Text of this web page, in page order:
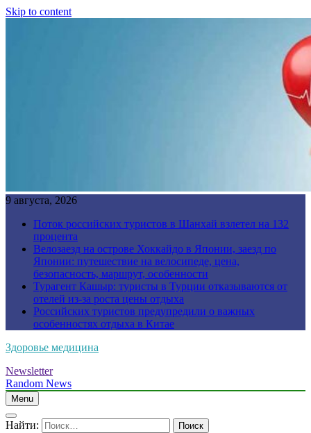
Skip to content
9 августа, 2026
Поток российских туристов в Шанхай взлетел на 132
процента
Велозаезд на острове Хоккайдо в Японии, заезд по
Японии: путешествие на велосипеде, цена,
безопасность, маршрут, особенности
Турагент Кашыр: туристы в Турции отказываются от
отелей из-за роста цены отдыха
Российских туристов предупредили о важных
особенностях отдыха в Китае
Здоровье медицина
Newsletter
Random News
Menu
Найти: